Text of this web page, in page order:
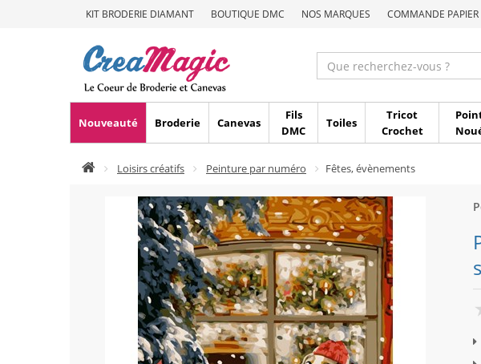
KIT BRODERIE DIAMANT BOUTIQUE DMC NOS MARQUES COMMANDE PAPIER
Nouveauté Broderie Canevas
Fils
DMC
Toiles
Tricot
Crochet
Loisirs créatifs Peinture par numéro Fêtes, évènements